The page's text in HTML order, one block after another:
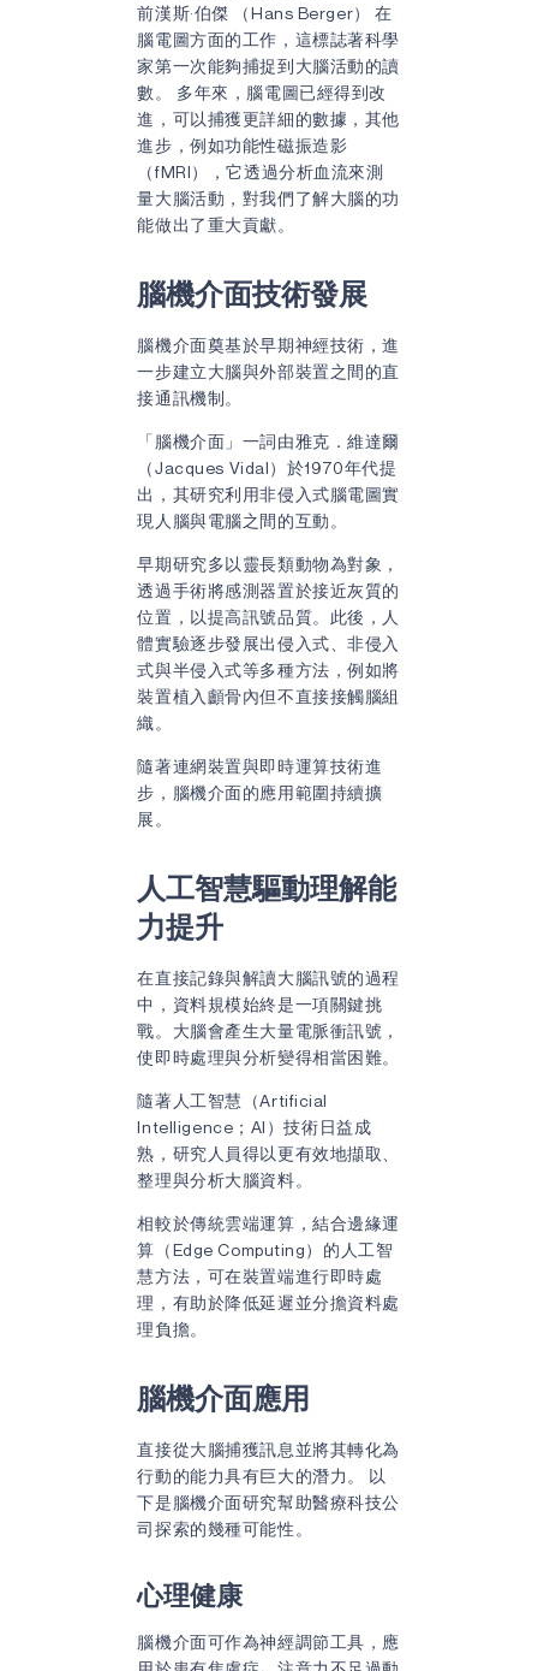
前漢斯·伯傑 （Hans Berger） 在
腦電圖方面的工作，這標誌著科學
家第一次能夠捕捉到大腦活動的讀
數。 多年來，腦電圖已經得到改
進，可以捕獲更詳細的數據，其他
進步，例如功能性磁振造影
（fMRI），它透過分析血流來測
量大腦活動，對我們了解大腦的功
能做出了重大貢獻。
腦機介面技術發展
腦機介面奠基於早期神經技術，進
一步建立大腦與外部裝置之間的直
接通訊機制。
「腦機介面」一詞由雅克．維達爾
（Jacques Vidal）於1970年代提
出，其研究利用非侵入式腦電圖實
現人腦與電腦之間的互動。
早期研究多以靈長類動物為對象，
透過手術將感測器置於接近灰質的
位置，以提高訊號品質。此後，人
體實驗逐步發展出侵入式、非侵入
式與半侵入式等多種方法，例如將
裝置植入顱骨內但不直接接觸腦組
織。
隨著連網裝置與即時運算技術進
步，腦機介面的應用範圍持續擴
展。
人工智慧驅動理解能
力提升
在直接記錄與解讀大腦訊號的過程
中，資料規模始終是一項關鍵挑
戰。大腦會產生大量電脈衝訊號，
使即時處理與分析變得相當困難。
隨著人工智慧（Artificial
Intelligence；AI）技術日益成
熟，研究人員得以更有效地擷取、
整理與分析大腦資料。
相較於傳統雲端運算，結合邊緣運
算（Edge Computing）的人工智
慧方法，可在裝置端進行即時處
理，有助於降低延遲並分擔資料處
理負擔。
腦機介面應用
直接從大腦捕獲訊息並將其轉化為
行動的能力具有巨大的潛力。 以
下是腦機介面研究幫助醫療科技公
司探索的幾種可能性。
心理健康
腦機介面可作為神經調節工具，應